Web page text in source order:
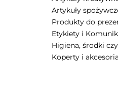
Artykuły
Produkty do
Etykiety i
Higiena, środki
Koperty i